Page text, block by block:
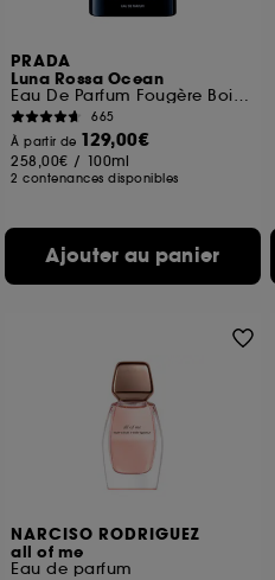
PRADA
Luna Rossa Ocean
Eau De Parfum Fougère Boisée Ambrée Pour Homme
665
À partir de 129,00€
258,00€ / 100ml
2 contenances disponibles
Ajouter au panier
NARCISO RODRIGUEZ
all of me
Eau de parfum